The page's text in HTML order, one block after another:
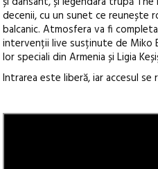
decenii, cu un sunet ce reunește
balcanic. Atmosfera va fi
intervenții live susținute de Miko
lor speciali din Armenia și Ligia
Intrarea este liberă, iar accesul se